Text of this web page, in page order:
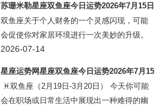
会带来一种令人耳目一新且自由自在的生活
节奏。你可
苏珊米勒星座双鱼座今日运势2026年7月15日
双鱼座关于个人财务的一个灵感闪现，可能
会促使你对家居环境进行一次美妙的升级。
机智的天王星此刻正与灵性的海王星协同运
你可能会发现一件翻新的家具，或启动一个
项目，让你
2026-07-14
星座运势网星座双鱼座今日运势2026年7月15
日
♓双鱼座（2月19日-3月20日） 今天你可能
会在职场或日常生活中展现出一种难得的幽